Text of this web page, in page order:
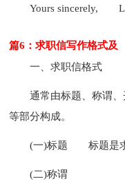
Yours sincerely,
篇6：求职信写作格式及
一、求职信格式
通常由标题、称谓
等部分构成。
(一)标题 标题是
(二)称谓